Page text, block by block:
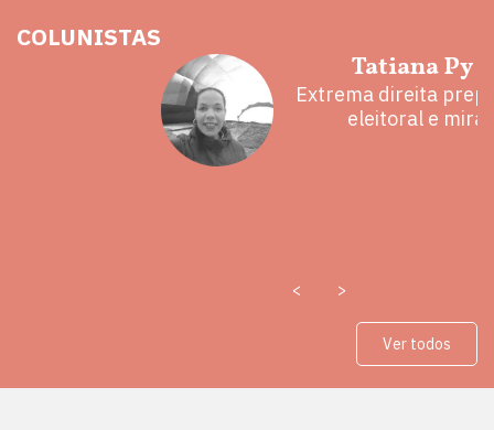
COLUNISTAS
Tatiana Py
Extrema direita
eleitoral e mira
< >
Ver todos